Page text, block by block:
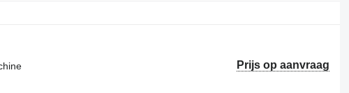
Prijs op aanvraag